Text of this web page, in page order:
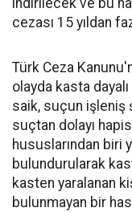
cezası 15 yıldan
Türk Ceza
olayda kasta
saik, suçun işleniş
suçtan dolayı
hususlarından biri
bulundurularak
kasten yaralanan
bulunmayan bir